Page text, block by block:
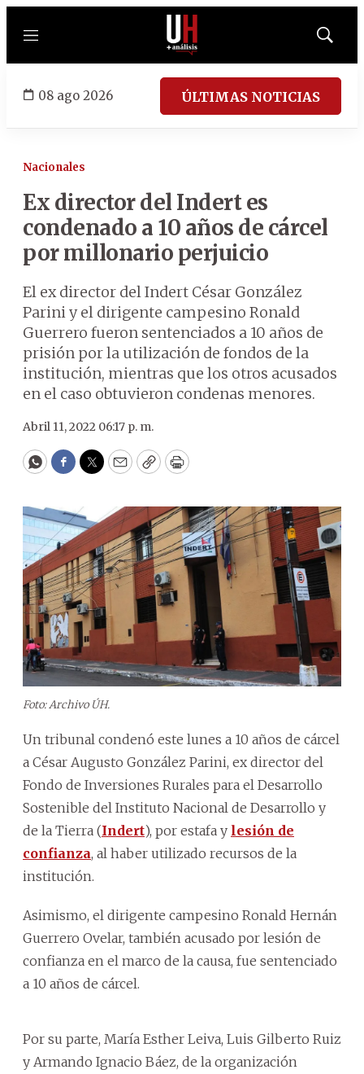
Menú
Mostrar
08 ago 2026 ÚLTIMAS NOTICIAS
Nacionales
Ex director del Indert es
condenado a 10 años de cárcel
por millonario perjuicio
El ex director del Indert César González
Parini y el dirigente campesino Ronald
Guerrero fueron sentenciados a 10 años de
prisión por la utilización de fondos de la
institución, mientras que los otros acusados
en el caso obtuvieron condenas menores.
Abril 11, 2022 06:17 p. m.
WhatsApp
Facebook
Twitter
EmailCopyPrint
Foto: Archivo ÚH.
Un tribunal condenó este lunes a 10 años de cárcel
a César Augusto González Parini, ex director del
Fondo de Inversiones Rurales para el Desarrollo
Sostenible del Instituto Nacional de Desarrollo y
de la Tierra (Indert), por estafa y lesión de
confianza, al haber utilizado recursos de la
institución.
Asimismo, el dirigente campesino Ronald Hernán
Guerrero Ovelar, también acusado por lesión de
confianza en el marco de la causa, fue sentenciado
a 10 años de cárcel.
Por su parte, María Esther Leiva, Luis Gilberto Ruiz
y Armando Ignacio Báez, de la organización